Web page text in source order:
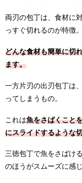
両刃の包丁は、食材に
っすぐ切れるのが特徴。
どんな食材も簡単に切
ます。
一方片刃の出刃包丁は
ってしまうもの。
これは魚をさばくこと
にスライドするような
三徳包丁で魚をさばけ
のほうがスムーズに感じ